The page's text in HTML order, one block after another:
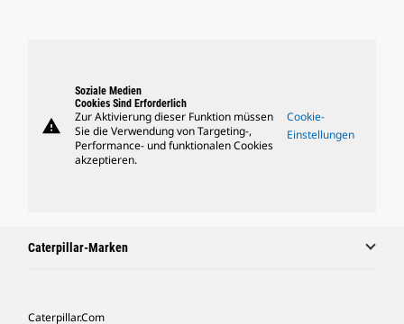
warning
Soziale Medien
Cookies Sind Erforderlich
Zur Aktivierung dieser Funktion müssen
Sie die Verwendung von Targeting-,
Performance- und funktionalen Cookies
akzeptieren.
Cookie-
Einstellungen
Caterpillar-Marken
Caterpillar.com